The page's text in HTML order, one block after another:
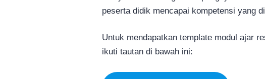
peserta didik mencapai kompetensi yang
Untuk mendapatkan template modul ajar
ikuti tautan di bawah ini: